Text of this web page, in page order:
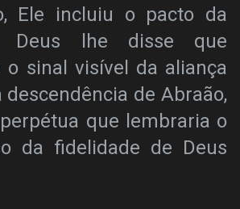
Ele incluiu o pacto da
Deus lhe disse que
o sinal visível da aliança
descendência de Abraão,
que lembraria o
da fidelidade de Deus